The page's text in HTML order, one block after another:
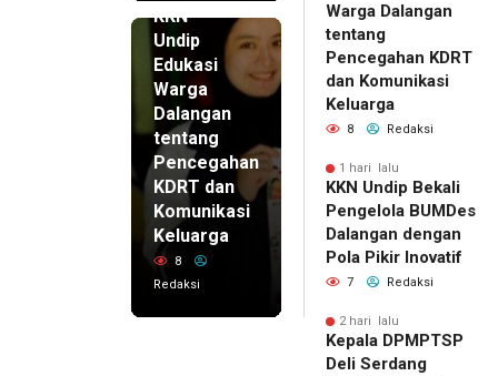
KKN
Undip
Edukasi
Warga
Dalangan
tentang
Pencegahan
KDRT dan
Komunikasi
Keluarga
8
Redaksi
Warga Dalangan
tentang
Pencegahan KDRT
dan Komunikasi
Keluarga
8 Redaksi
1 hari lalu
KKN Undip Bekali
Pengelola BUMDes
Dalangan dengan
Pola Pikir Inovatif
7 Redaksi
2 hari lalu
Kepala DPMPTSP
Deli Serdang